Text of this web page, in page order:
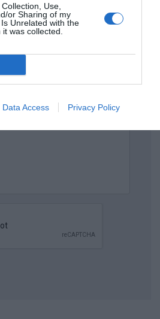
Use,
or Sharing of my
Unrelated with the
was collected.
Data Access Privacy Policy